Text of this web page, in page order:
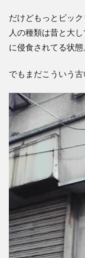
だけどもっとビッ
人の種類は昔と大
に侵食されてる状態
でもまだこういう古